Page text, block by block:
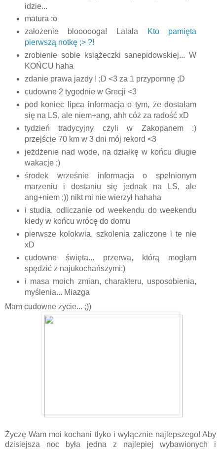
idzie...
matura ;o
założenie bloooooga! Lalala Kto pamięta
pierwszą notkę ;> ?!
zrobienie sobie książeczki sanepidowskiej... W
KOŃCU haha
zdanie prawa jazdy ! ;D <3 za 1 przypomnę ;D
cudowne 2 tygodnie w Grecji <3
pod koniec lipca informacja o tym, że dostałam
się na LS, ale niem+ang, ahh cóż za radość xD
tydzień tradycyjny czyli w Zakopanem :)
przejście 70 km w 3 dni mój rekord <3
jeżdżenie nad wode, na działkę w końcu długie
wakacje ;)
środek wrześnie informacja o spełnionym
marzeniu i dostaniu się jednak na LS, ale
ang+niem ;)) nikt mi nie wierzył hahaha
i studia, odliczanie od weekendu do weekendu
kiedy w końcu wrócę do domu
pierwsze kolokwia, szkolenia zaliczone i te nie
xD
cudowne święta... przerwa, którą mogłam
spędzić z najukochańszymi:)
i masa moich zmian, charakteru, usposobienia,
myślenia... Miazga
Mam cudowne życie... ;))
Życzę Wam moi kochani tlyko i wyłącznie najlepszego! Aby
dzisiejsza noc była jedna z najlepiej wybawionych i